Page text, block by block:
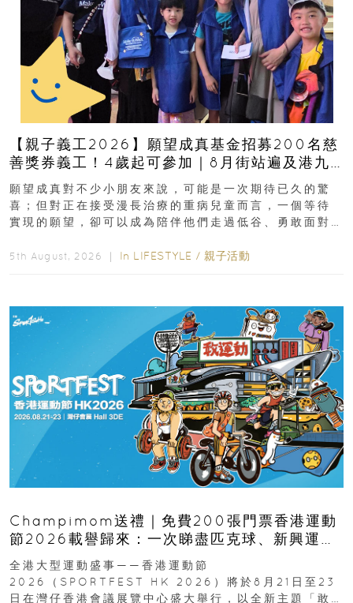
【親子義工2026】願望成真基金招募200名慈
善獎券義工！4歲起可參加｜8月街站遍及港九
新界
願望成真對不少小朋友來說，可能是一次期待已久的驚
喜；但對正在接受漫長治療的重病兒童而言，一個等待
實現的願望，卻可以成為陪伴他們走過低谷、勇敢面對
5th August, 2026 ｜ In LIFESTYLE / 親子活動
Champimom送禮｜免費200張門票香港運動
節2026載譽歸來：一次睇盡匹克球、新興運
動、街舞比賽＋逾百運動品牌展覽
全港大型運動盛事——香港運動節
2026（SPORTFEST HK 2026）將於8月21日至23
日在灣仔香港會議展覽中心盛大舉行，以全新主題「敢